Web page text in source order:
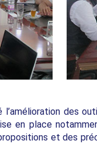
des
en place
et des